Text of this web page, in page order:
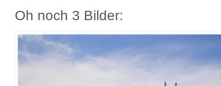
Oh noch 3 Bilder: